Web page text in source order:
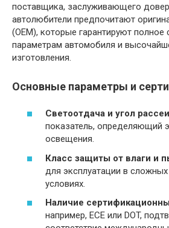
поставщика, заслуживающего
автолюбители предпочитают
(OEM), которые гарантируют полное
параметрам автомобиля и
изготовления.
Основные параметры и
Светоотдача и угол
показатель, определяющий
освещения.
Класс защиты от влаги и
для эксплуатации в
условиях.
Наличие
например, ECE или DOT,